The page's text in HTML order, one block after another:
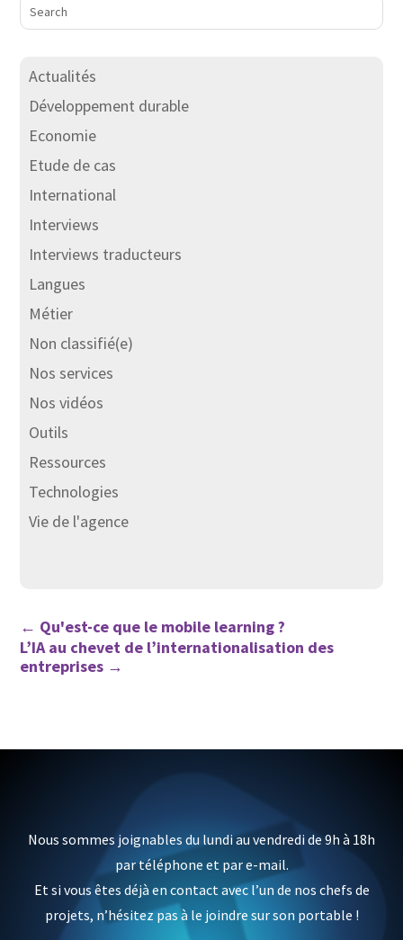
Actualités
Développement durable
Economie
Etude de cas
International
Interviews
Interviews traducteurs
Langues
Métier
Non classifié(e)
Nos services
Nos vidéos
Outils
Ressources
Technologies
Vie de l'agence
← Qu'est-ce que le mobile learning ?
L’IA au chevet de l’internationalisation des
entreprises →
Nous sommes joignables du lundi au vendredi de 9h à 18h
par téléphone et par e-mail.
Et si vous êtes déjà en contact avec l’un de nos chefs de
projets, n’hésitez pas à le joindre sur son portable !